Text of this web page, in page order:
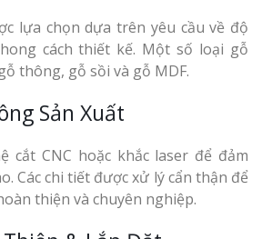
lựa chọn dựa trên yêu cầu về độ
cách thiết kế. Một số loại gỗ
thông, gỗ sồi và gỗ MDF.
Sản Xuất
cắt CNC hoặc khắc laser để đảm
Các chi tiết được xử lý cẩn thận để
thiện và chuyên nghiệp.